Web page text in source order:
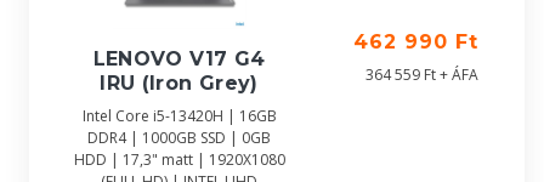
LENOVO V17 G4
IRU (Iron Grey)
Intel Core i5-13420H | 16GB
DDR4 | 1000GB SSD | 0GB
HDD | 17,3" matt | 1920X1080
462 990 Ft
364 559 Ft + ÁFA